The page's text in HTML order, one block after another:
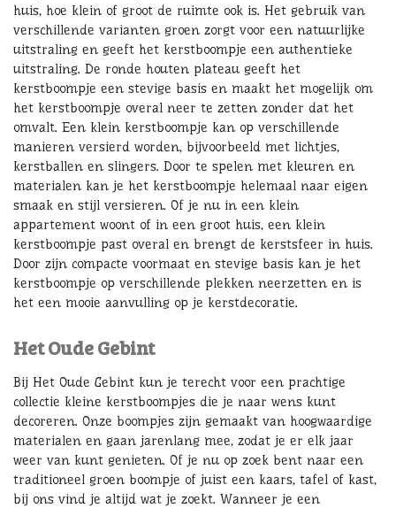
huis, hoe klein of groot de ruimte ook is. Het gebruik van
verschillende varianten groen zorgt voor een natuurlijke
uitstraling en geeft het kerstboompje een authentieke
uitstraling. De ronde houten plateau geeft het
kerstboompje een stevige basis en maakt het mogelijk om
het kerstboompje overal neer te zetten zonder dat het
omvalt. Een klein kerstboompje kan op verschillende
manieren versierd worden, bijvoorbeeld met lichtjes,
kerstballen en slingers. Door te spelen met kleuren en
materialen kan je het kerstboompje helemaal naar eigen
smaak en stijl versieren. Of je nu in een klein
appartement woont of in een groot huis, een klein
kerstboompje past overal en brengt de kerstsfeer in huis.
Door zijn compacte voormaat en stevige basis kan je het
kerstboompje op verschillende plekken neerzetten en is
het een mooie aanvulling op je kerstdecoratie.
Het Oude Gebint
Bij Het Oude Gebint kun je terecht voor een prachtige
collectie kleine kerstboompjes die je naar wens kunt
decoreren. Onze boompjes zijn gemaakt van hoogwaardige
materialen en gaan jarenlang mee, zodat je er elk jaar
weer van kunt genieten. Of je nu op zoek bent naar een
traditioneel groen boompje of juist een kaars, tafel of kast,
bij ons vind je altijd wat je zoekt. Wanneer je een